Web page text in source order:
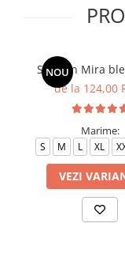
NOU
Sarafan Mira
de la 124,00
Marime:
S M L XL
VEZI